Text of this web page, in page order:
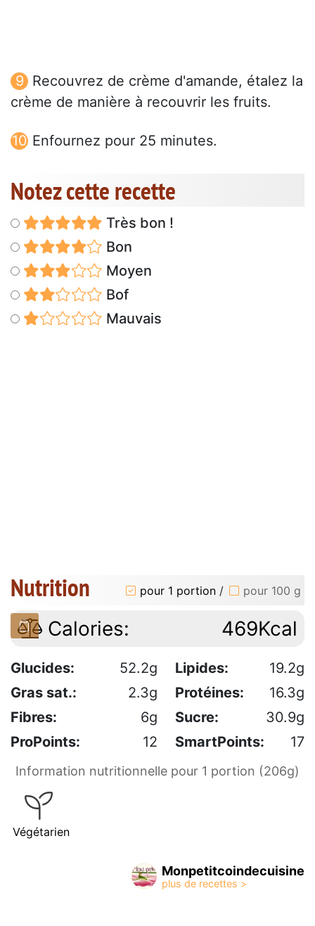
Recouvrez de crème d'amande, étalez la
crème de manière à recouvrir les fruits.
Enfournez pour 25 minutes.
Notez cette recette
Très bon !
Bon
Moyen
Bof
Mauvais
Nutrition pour 1 portion / pour 100 g
Calories: 469Kcal
Glucides: 52.2g Lipides:
19.2g
Gras sat.:
2.3g Protéines:
16.3g
Fibres:
6g Sucre:
30.9g
ProPoints:
12 SmartPoints: 17
Information nutritionnelle pour 1 portion (206g)
Végétarien
Monpetitcoindecuisine